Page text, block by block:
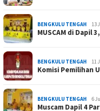
BENGKULU TENGAH 13
MUSCAM di Dapil
BENGKULU TENGAH 11
Komisi Pemilihan
BENGKULU TENGAH 6
Muscam Dapil 4